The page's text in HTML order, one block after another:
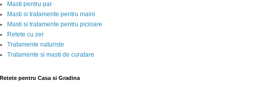
Masti pentru par
Masti si tratamente pentru maini
Masti si tratamente pentru picioare
Retete cu zer
Tratamente naturiste
Tratamente si masti de curatare
Retete pentru Casa si Gradina